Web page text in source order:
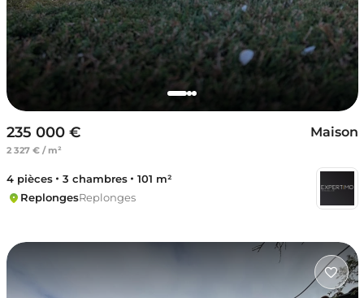
235 000 €
2 327 € / m²
Maison
4 pièces 3 chambres
101 m²
ReplongesReplonges